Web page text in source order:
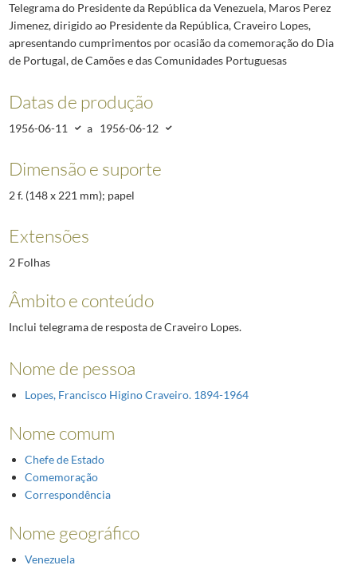
Telegrama do Presidente da República da Venezuela, Maros Perez
Jimenez, dirigido ao Presidente da República, Craveiro Lopes,
apresentando cumprimentos por ocasião da comemoração do Dia
de Portugal, de Camões e das Comunidades Portuguesas
Datas de produção
1956-06-11 a 1956-06-12
Dimensão e suporte
2 f. (148 x 221 mm); papel
Extensões
2 Folhas
Âmbito e conteúdo
Inclui telegrama de resposta de Craveiro Lopes.
Nome de pessoa
Lopes, Francisco Higino Craveiro. 1894-1964
Nome comum
Chefe de Estado
Comemoração
Correspondência
Nome geográfico
Venezuela